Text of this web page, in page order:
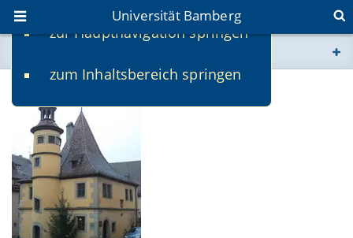
zur Hauptnavigation springen
zum Inhaltsbereich springen
Universität Bamberg
www.uni-bamberg.de
fis.uni-bamberg.de